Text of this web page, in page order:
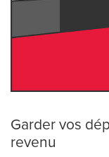
Garder vos
revenu